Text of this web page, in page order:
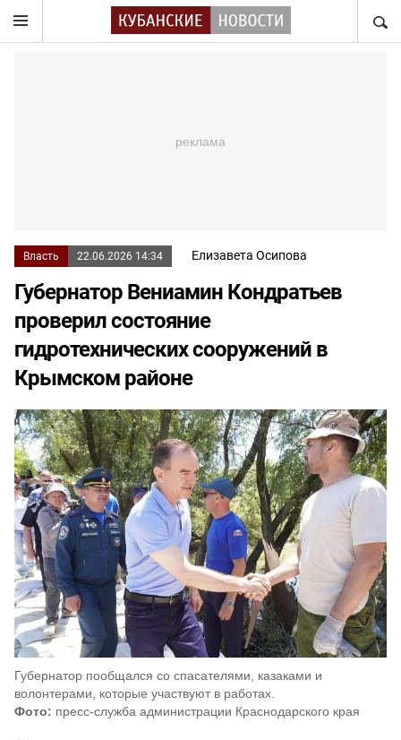
Власть 22.06.2026 14:34 Елизавета Осипова
Губернатор Вениамин Кондратьев
проверил состояние
гидротехнических сооружений в
Крымском районе
Губернатор пообщался со спасателями, казаками и
волонтерами, которые участвуют в работах.
Фото: пресс-служба администрации Краснодарского края